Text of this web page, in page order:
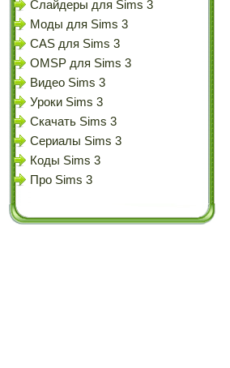
Слайдеры для Sims 3
Моды для Sims 3
CAS для Sims 3
OMSP для Sims 3
Видео Sims 3
Уроки Sims 3
Скачать Sims 3
Сериалы Sims 3
Коды Sims 3
Про Sims 3